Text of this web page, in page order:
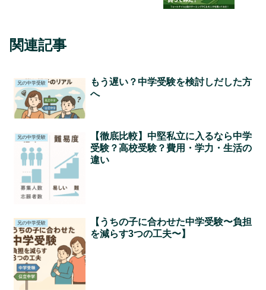
関連記事
兄の中学受験
もう遅い？中学受験を検討しだした方
へ
兄の中学受験
【徹底比較】中堅私立に入るなら中学
受験？高校受験？費用・学力・生活の
違い
兄の中学受験
【うちの子に合わせた中学受験〜負担
を減らす3つの工夫〜】